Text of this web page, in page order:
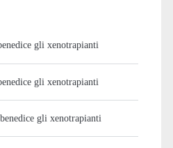
gli xenotrapianti
gli xenotrapianti
gli xenotrapianti